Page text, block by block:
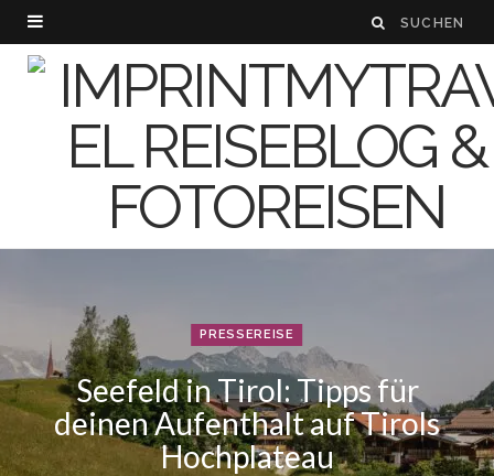
PRESSEREISE
Seefeld in Tirol: Tipps für
deinen Aufenthalt auf Tirols
Hochplateau